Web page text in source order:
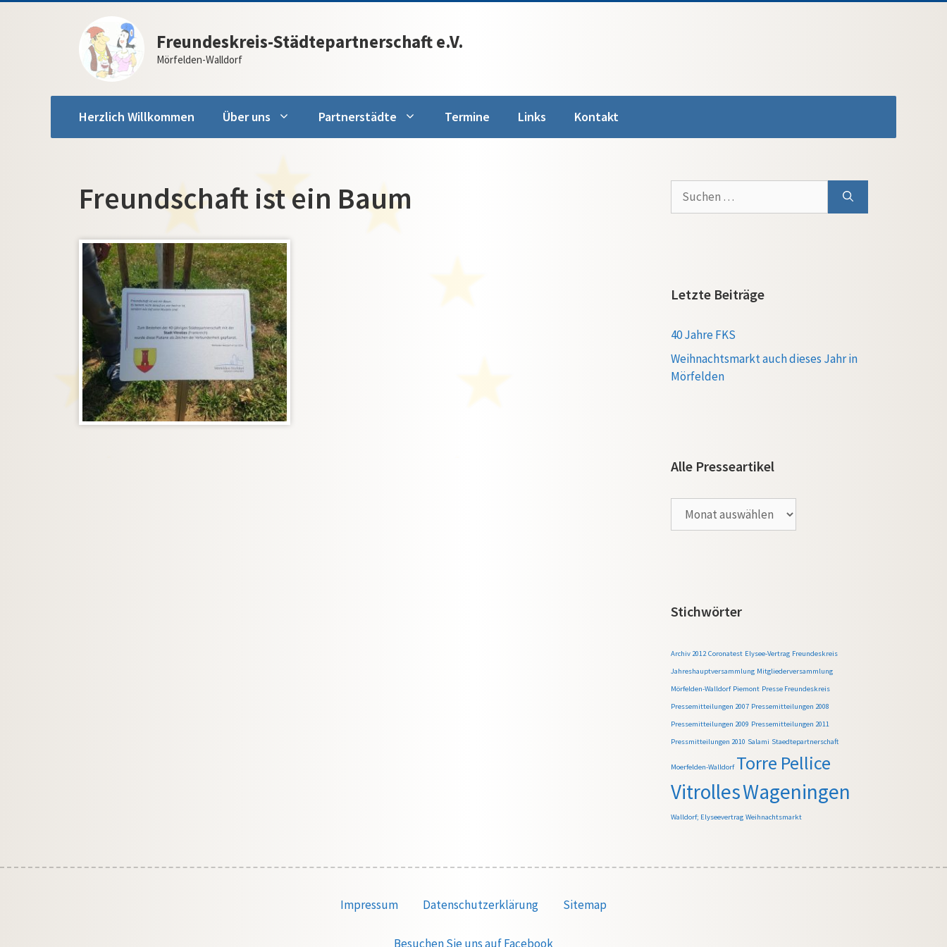
Freundeskreis-Städtepartnerschaft e.V.
Mörfelden-Walldorf
Herzlich Willkommen Über uns Partnerstädte Termine Links Kontakt
Freundschaft ist ein Baum
Suchen
nach:
Letzte Beiträge
40 Jahre FKS
Weihnachtsmarkt auch dieses Jahr in
Mörfelden
Alle Presseartikel
Presseartikel
Stichwörter
Archiv 2012 Coronatest Elysee-Vertrag Freundeskreis
Jahreshauptversammlung Mitgliederversammlung
Mörfelden-Walldorf Piemont Presse Freundeskreis
Pressemitteilungen 2007 Pressemitteilungen 2008
Pressemitteilungen 2009 Pressemitteilungen 2011
Pressmitteilungen 2010 Salami Staedtepartnerschaft
Moerfelden-Walldorf Torre Pellice
VitrollesWageningen
Walldorf; Elyseevertrag Weihnachtsmarkt
Impressum Datenschutzerklärung Sitemap
Besuchen Sie uns auf Facebook